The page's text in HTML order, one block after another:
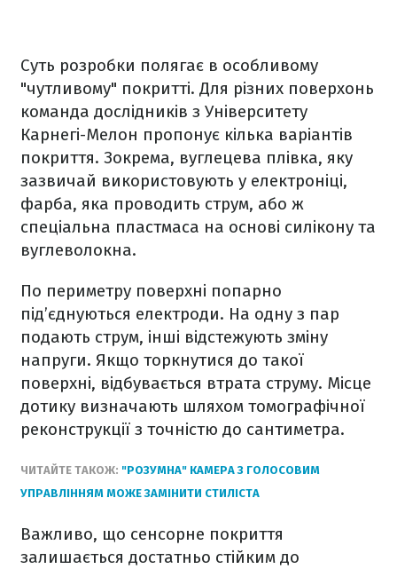
Суть розробки полягає в особливому
"чутливому" покритті. Для різних поверхонь
команда дослідників з Університету
Карнегі-Мелон пропонує кілька варіантів
покриття. Зокрема, вуглецева плівка, яку
зазвичай використовують у електроніці,
фарба, яка проводить струм, або ж
спеціальна пластмаса на основі силікону та
вуглеволокна.
По периметру поверхні попарно
під’єднуються електроди. На одну з пар
подають струм, інші відстежують зміну
напруги. Якщо торкнутися до такої
поверхні, відбувається втрата струму. Місце
дотику визначають шляхом томографічної
реконструкції з точністю до сантиметра.
ЧИТАЙТЕ ТАКОЖ: "РОЗУМНА" КАМЕРА З ГОЛОСОВИМ
УПРАВЛІННЯМ МОЖЕ ЗАМІНИТИ СТИЛІСТА
Важливо, що сенсорне покриття
залишається достатньо стійким до